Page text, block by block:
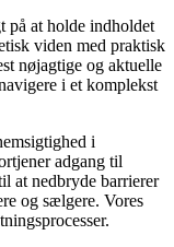
på at holde indholdet
viden med praktisk
nøjagtige og aktuelle
i et komplekst
i
adgang til
at nedbryde barrierer
og sælgere. Vores